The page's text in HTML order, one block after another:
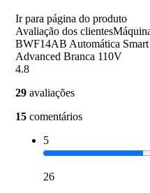
Ir para página do produto
Avaliação dos clientes
BWF14AB Automática Smart
Advanced Branca 110V
4.8
29 avaliações
15 comentários
5
26